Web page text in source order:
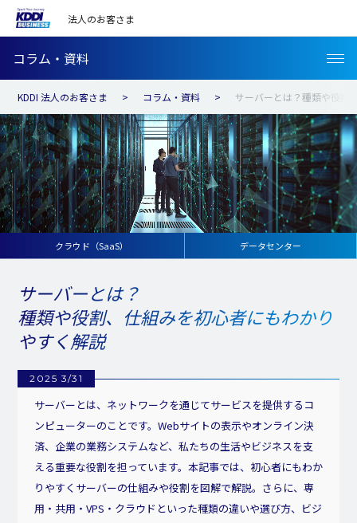
法人のお客さま
コラム・資料
KDDI 法人のお客さま コラム・資料 サーバーとは？種類や役割
クラウド（SaaS） データセンター
サーバーとは？
種類や役割、仕組みを初心者にもわかり
やすく解説
2025 3/31
サーバーとは、ネットワークを通じてサービスを提供するコ
ンピューターのことです。Webサイトの表示やオンライン決
済、企業の業務システムなど、私たちの生活やビジネスを支
える重要な役割を担っています。本記事では、初心者にもわか
りやすくサーバーの仕組みや役割を図解で解説。さらに、専
用・共用・VPS・クラウドといった種類の違いや選び方、ビジ